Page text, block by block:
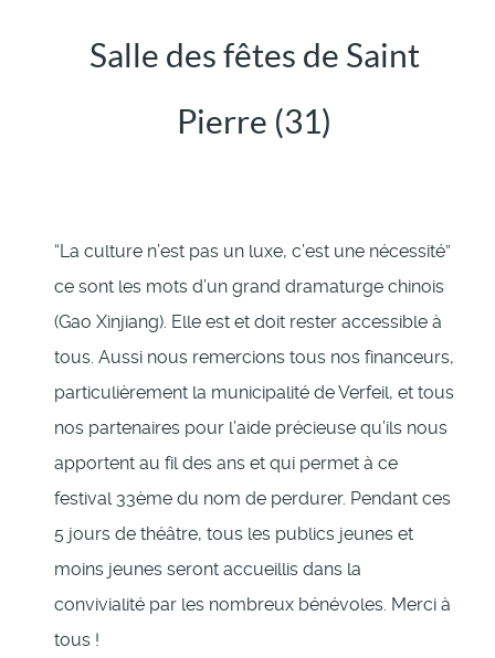
Salle des fêtes de Saint
Pierre (31)
“La culture n’est pas un luxe, c’est une nécessité”
ce sont les mots d’un grand dramaturge chinois
(Gao Xinjiang). Elle est et doit rester accessible à
tous. Aussi nous remercions tous nos financeurs,
particulièrement la municipalité de Verfeil, et tous
nos partenaires pour l’aide précieuse qu’ils nous
apportent au fil des ans et qui permet à ce
festival 33ème du nom de perdurer. Pendant ces
5 jours de théâtre, tous les publics jeunes et
moins jeunes seront accueillis dans la
convivialité par les nombreux bénévoles. Merci à
tous !